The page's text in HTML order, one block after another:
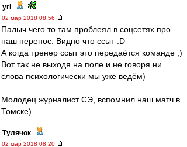
yri -
02 мар 2018 08:56
Палыч чего то там проблеял в соцсетях про
наш перенос. Видно что ссыт :D
А когда тренер ссыт это передаётся команде ;)
Вот так не выходя на поле и не говоря ни
слова психологически мы уже ведём)
Молодец журналист СЭ, вспомнил наш матч в
Томске)
Тулячок -
02 мар 2018 08:20